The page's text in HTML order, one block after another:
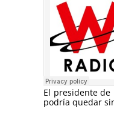
El presidente de
podría quedar